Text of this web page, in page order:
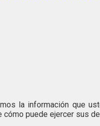
la información que
puede ejercer sus